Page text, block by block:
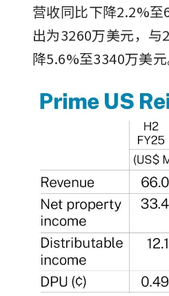
营收同比下降2.2%
出为3260万美元，
降5.6%至3340万美元